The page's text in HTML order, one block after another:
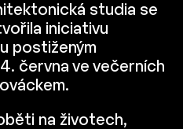
studia se
iniciativu
postiženým
června ve večerních
na životech,